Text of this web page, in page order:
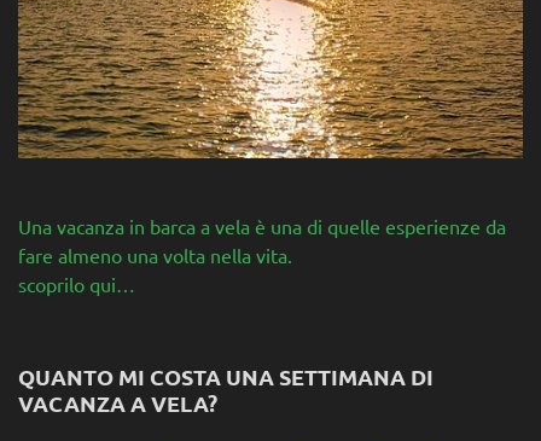
Una vacanza in barca a vela è una di quelle esperienze da
fare almeno una volta nella vita.
scoprilo qui…
QUANTO MI COSTA UNA SETTIMANA DI
VACANZA A VELA?